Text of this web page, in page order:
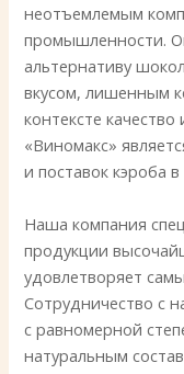
неотъемлемым
промышленности.
альтернативу
вкусом, лишенным
контексте
«Виномакс»
и поставок кэроба в
Наша компания
продукции
удовлетворяет
Сотрудничество с
с равномерной
натуральным